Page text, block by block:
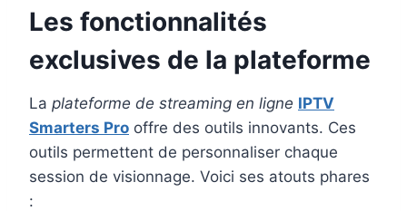
Les fonctionnalités
exclusives de la plateforme
La plateforme de streaming en ligne IPTV
Smarters Pro offre des outils innovants. Ces
outils permettent de personnaliser chaque
session de visionnage. Voici ses atouts phares
: